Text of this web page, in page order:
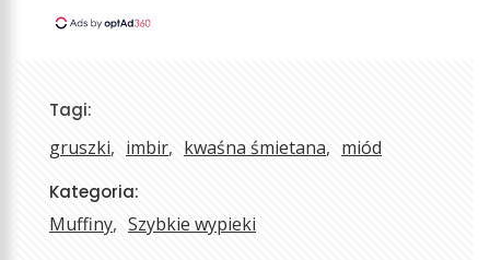
Tagi:
gruszki imbir kwaśna śmietana miód
Kategoria:
Muffiny Szybkie wypieki